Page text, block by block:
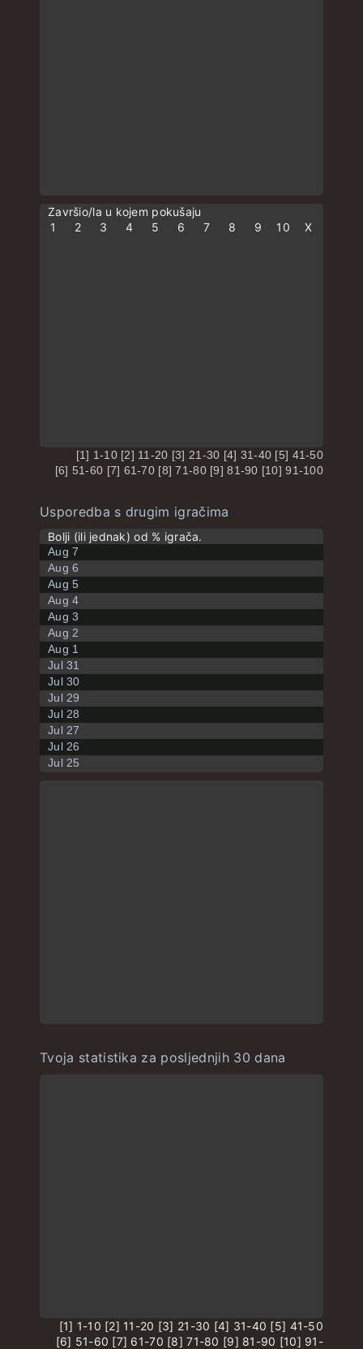
Završio/la u kojem pokušaju
1
2 3 4 5 6 7 8 9 10 X
[1] 1-10 [2] 11-20 [3] 21-30 [4] 31-40 [5] 41-50
[6] 51-60 [7] 61-70 [8] 71-80 [9] 81-90 [10] 91-100
Usporedba s drugim igračima
Bolji (ili jednak) od % igrača.
Aug 7
Aug 6
Aug 5
Aug 4
Aug 3
Aug 2
Aug 1
Jul 31
Jul 30
Jul 29
Jul 28
Jul 27
Jul 26
Jul 25
Tvoja statistika za posljednjih 30 dana
[1] 1-10 [2] 11-20 [3] 21-30 [4] 31-40 [5] 41-50
[6] 51-60 [7] 61-70 [8] 71-80 [9] 81-90 [10] 91-